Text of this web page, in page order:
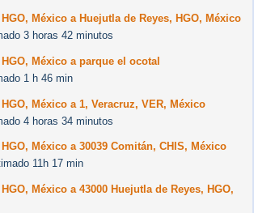
México a Huejutla de Reyes, HGO, México
3 horas 42 minutos
México a parque el ocotal
1 h 46 min
México a 1, Veracruz, VER, México
4 horas 34 minutos
México a 30039 Comitán, CHIS, México
11h 17 min
México a 43000 Huejutla de Reyes, HGO,